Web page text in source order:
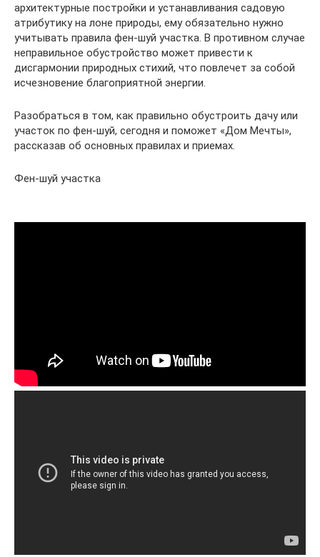
архитектурные постройки и устанавливания садовую
атрибутику на лоне природы, ему обязательно нужно
учитывать правила фен-шуй участка. В противном случае
неправильное обустройство может привести к
дисгармонии природных стихий, что повлечет за собой
исчезновение благоприятной энергии.
Разобраться в том, как правильно обустроить дачу или
участок по фен-шуй, сегодня и поможет «Дом Мечты»,
рассказав об основных правилах и приемах.
Фен-шуй участка